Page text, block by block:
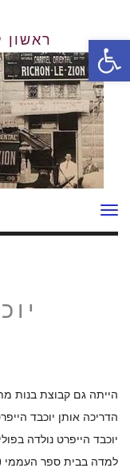
תפריט
הדריכה אותן יוכבד
למדה בבית ספר העממי
פתח סרגל נגישות